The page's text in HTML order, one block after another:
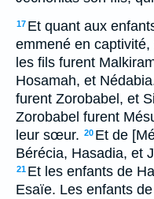
17 Et quant aux
emmené en
les fils furent
Hosamah, et
furent Zorobabel, et
Zorobabel furent
leur sœur. 20 Et de
Bérécia, Hasadia, et
21 Et les enfants de
Esaïe. Les enfants